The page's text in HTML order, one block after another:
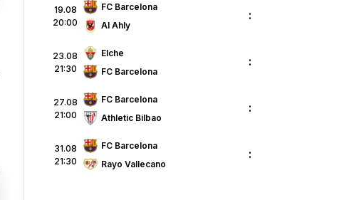
19.08
20:00
FC Barcelona
Al Ahly
:
23.08
21:30
Elche
FC Barcelona
:
27.08
21:00
FC Barcelona
Athletic Bilbao
:
31.08
21:30
FC Barcelona
Rayo Vallecano
: